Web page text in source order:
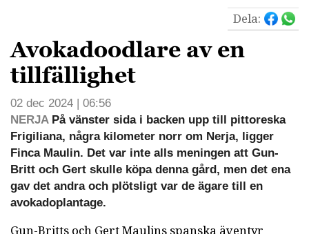
Dela:
Avokadoodlare av en
tillfällighet
02 dec 2024 | 06:56
NERJAPå vänster sida i backen upp till pittoreska
Frigiliana, några kilometer norr om Nerja, ligger
Finca Maulin. Det var inte alls meningen att Gun-
Britt och Gert skulle köpa denna gård, men det ena
gav det andra och plötsligt var de ägare till en
avokadoplantage.